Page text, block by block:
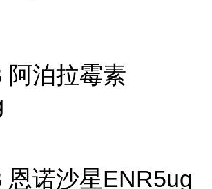
阿泊拉霉素
恩诺沙星ENR5ug